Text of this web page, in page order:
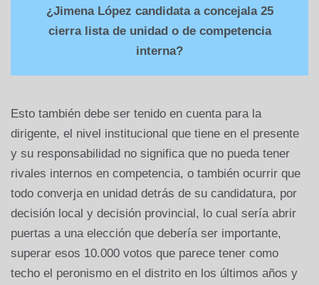
¿Jimena López candidata a concejala 25
cierra lista de unidad o de competencia
interna?
Esto también debe ser tenido en cuenta para la
dirigente, el nivel institucional que tiene en el presente
y su responsabilidad no significa que no pueda tener
rivales internos en competencia, o también ocurrir que
todo converja en unidad detrás de su candidatura, por
decisión local y decisión provincial, lo cual sería abrir
puertas a una elección que debería ser importante,
superar esos 10.000 votos que parece tener como
techo el peronismo en el distrito en los últimos años y